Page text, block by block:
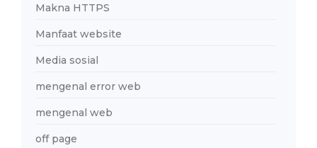
Makna HTTPS
Manfaat website
Media sosial
mengenal error web
mengenal web
off page